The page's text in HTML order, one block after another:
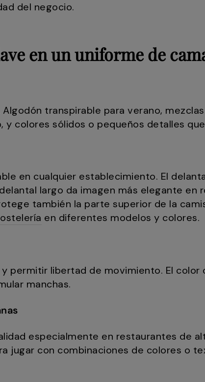
del negocio.
en un uniforme de
transpirable para verano,
y colores sólidos o pequeños detalles
en cualquier establecimiento. El
largo da imagen más elegante en
también la parte superior de la
en diferentes modelos y colores.
permitir libertad de movimiento. El
manchas.
especialmente en restaurantes de
jugar con combinaciones de colores o